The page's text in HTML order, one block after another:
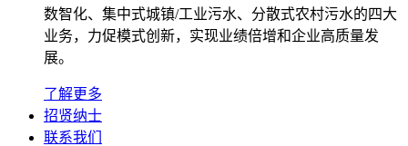
数智化、集中式城镇/工业污水、分散式农村污水的四大
业务，力促模式创新，实现业绩倍增和企业高质量发
展。
了解更多
招贤纳士
联系我们